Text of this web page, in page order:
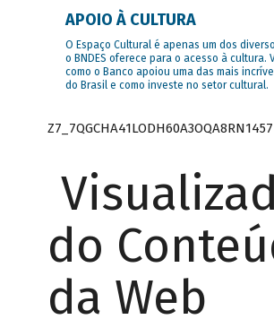
APOIO À CULTURA
O Espaço Cultural é apenas um dos
o BNDES oferece para o acesso à cultura.
como o Banco apoiou uma das mais
do Brasil e como investe no setor cultural.
Z7_7QGCHA41LODH60A3OQA8RN1457
do
da Web